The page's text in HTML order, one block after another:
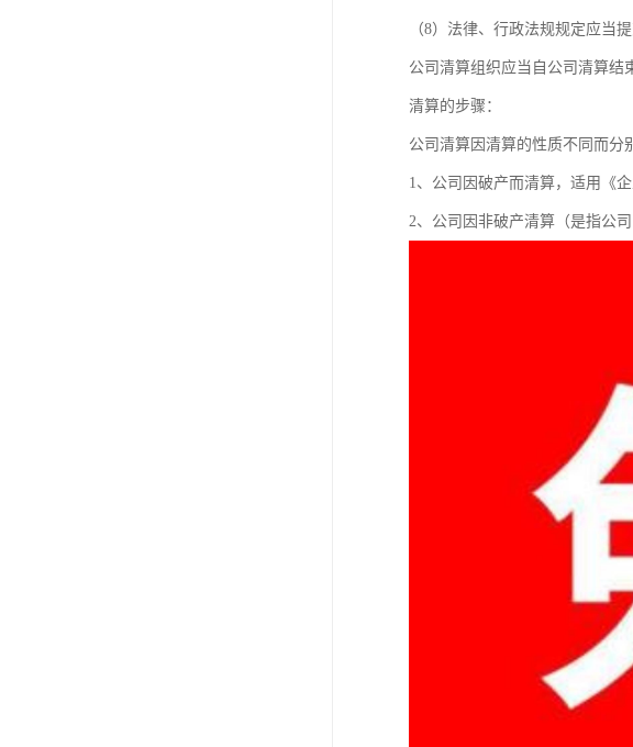
（8）法律、行政法规规定应当
公司清算组织应当自公司清算结
清算的步骤：
公司清算因清算的性质不同而分
1、公司因破产而清算，适用《
2、公司因非破产清算（是指公